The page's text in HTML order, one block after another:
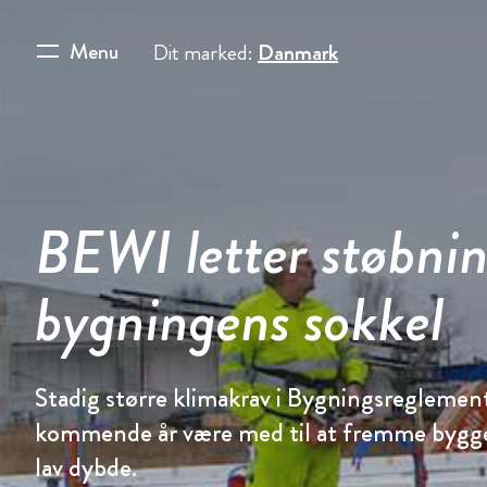
Menu Dit marked: Danmark
BEWI letter
bygningens sokkel
Stadig større klimakrav i
kommende år være med til at fremme
lav dybde.